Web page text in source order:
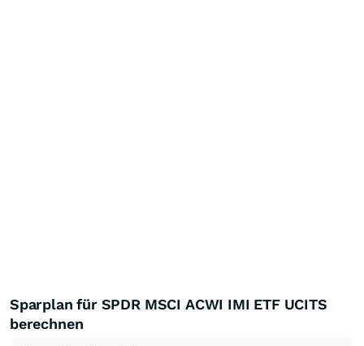
Sparplan für SPDR MSCI ACWI IMI ETF UCITS
berechnen